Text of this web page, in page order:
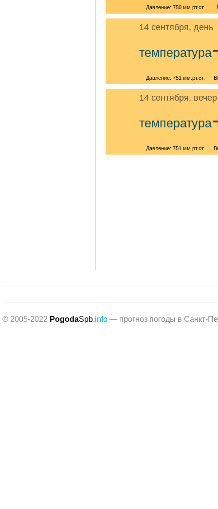
Давление: 750 мм.рт.ст.
14 сентября, день
температура
Давление: 751 мм.рт.ст.
14 сентября, вечер
температура
Давление: 751 мм.рт.ст.
© 2005-2022 PogodaSpb.info — прогноз погоды в Санкт-